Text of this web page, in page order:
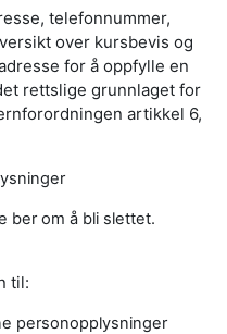
telefonnummer,
over kursbevis og
for å oppfylle en
rettslige grunnlaget for
artikkel 6,
ber om å bli slettet.
til:
personopplysninger